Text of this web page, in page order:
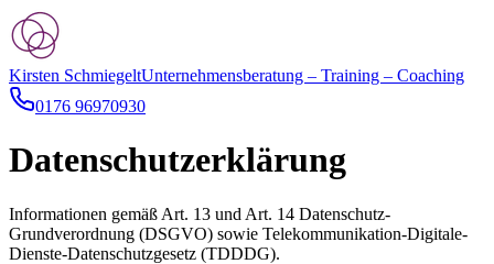
Kirsten SchmiegeltUnternehmensberatung – Training – Coaching
0176 96970930
Datenschutzerklärung
Informationen gemäß Art. 13 und Art. 14 Datenschutz-
Grundverordnung (DSGVO) sowie Telekommunikation-Digitale-
Dienste-Datenschutzgesetz (TDDDG).